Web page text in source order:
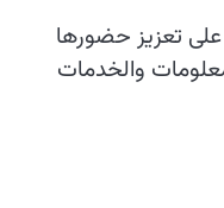
على تعزيز حضورها
والخدمات